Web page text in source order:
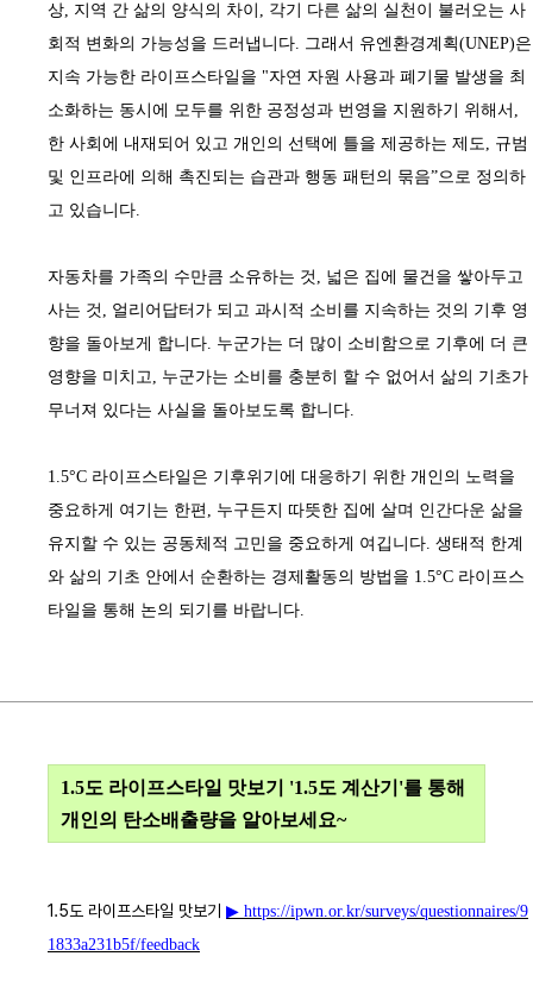
상, 지역 간 삶의 양식의 차이 , 각기 다른 삶의 실천이 불러오는 사
회적 변화의 가능성을 드러냅니다. 그래서 유엔환경계획(UNEP)은
지속 가능한 라이프스타일을 "자연 자원 사용과 폐기물 발생을 최
소화하는 동시에 모두를 위한 공정성과 번영을 지원하기 위해서 ,
한 사회에 내재되어 있고 개인의 선택에 틀을 제공하는 제도, 규범
및 인프라에 의해 촉진되는 습관과 행동 패턴의 묶음”으로 정의하
고 있습니다.
자동차를 가족의 수만큼 소유하는 것 , 넓은 집에 물건을 쌓아두고
사는 것 , 얼리어답터가 되고 과시적 소비를 지속하는 것의 기후 영
향을 돌아보게 합니다. 누군가는 더 많이 소비함으로 기후에 더 큰
영향을 미치고, 누군가는 소비를 충분히 할 수 없어서 삶의 기초가
무너져 있다는 사실을 돌아보도록 합니다.
1.5°C 라이프스타일은 기후위기에 대응하기 위한 개인의 노력을
중요하게 여기는 한편 , 누구든지 따뜻한 집에 살며 인간다운 삶을
유지할 수 있는 공동체적 고민을 중요하게 여깁니다. 생태적 한계
와 삶의 기초 안에서 순환하는 경제활동의 방법을 1.5°C 라이프스
타일을 통해 논의 되기를 바랍니다.
1.5도 라이프스타일 맛보기 '1.5도 계산기'를 통해
개인의 탄소배출량을 알아보세요~
1.5도 라이프스타일 맛보기 ▶ https://ipwn.or.kr/surveys/questionnaires/9
1833a231b5f/feedback